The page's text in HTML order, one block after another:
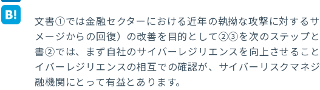
文書①では金融セクターにおける近年の執拗な攻撃に対する
メージからの回復）の改善を目的として②③を次のステップ
書②では、まず自社のサイバーレジリエンスを向上させるこ
イバーレジリエンスの相互での確認が、サイバーリスクマネ
融機関にとって有益とあります。